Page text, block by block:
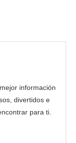
información
divertidos e
para ti.